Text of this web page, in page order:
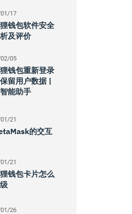
17
钱包软件安全
及评价
05
钱包重新登录
留用户数据 |
能助手
21
的交互
21
钱包卡片怎么
26